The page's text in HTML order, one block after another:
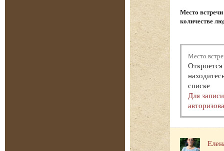
Место
количестве
Место
списке
Для